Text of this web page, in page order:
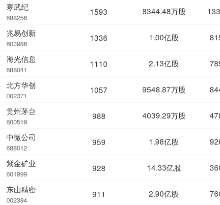
寒武纪
688256
兆易创新
603986
海光信息
688041
北方华创
002371
贵州茅台
600519
中微公司
688012
紫金矿业
601899
东山精密
002384
1593 8344.48万股
1336 1.00亿股
1110 2.13亿股
1057 9548.87万股
988 4039.29万股
959 1.98亿股
928 14.33亿股
911 2.90亿股